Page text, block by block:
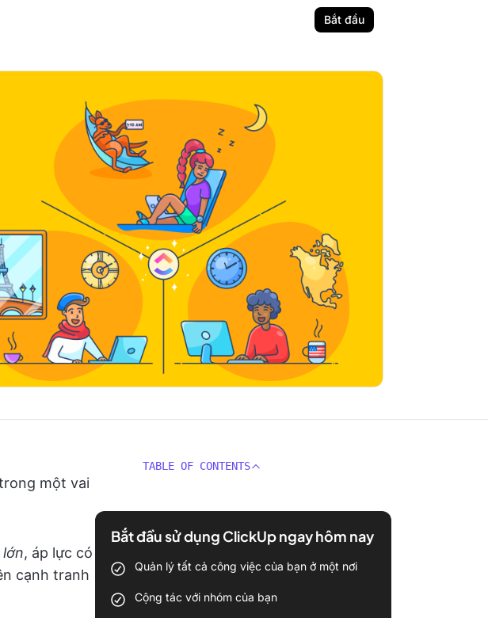
Bắt đầu
một vai
lớn, áp lực có
cạnh tranh
TABLE OF CONTENTS
Bắt đầu sử dụng ClickUp ngay hôm nay
Quản lý tất cả công việc của bạn ở một nơi
Cộng tác với nhóm của bạn